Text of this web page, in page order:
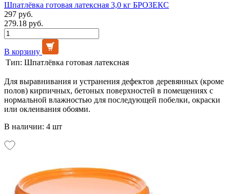
Шпатлёвка готовая латексная 3,0 кг БРОЗЕКС
297 руб.
279.18 руб.
В корзину
Тип: Шпатлёвка готовая латексная
Для выравнивания и устранения дефектов деревянных (кроме
полов) кирпичных, бетоных поверхностей в помещениях с
нормальной влажностью для последующей побелки, окраски
или оклеивания обоями.
В наличии: 4 шт